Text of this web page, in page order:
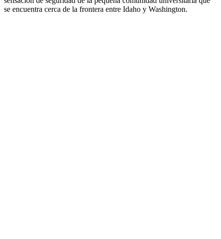
se encuentra cerca de la frontera entre Idaho y Washington.